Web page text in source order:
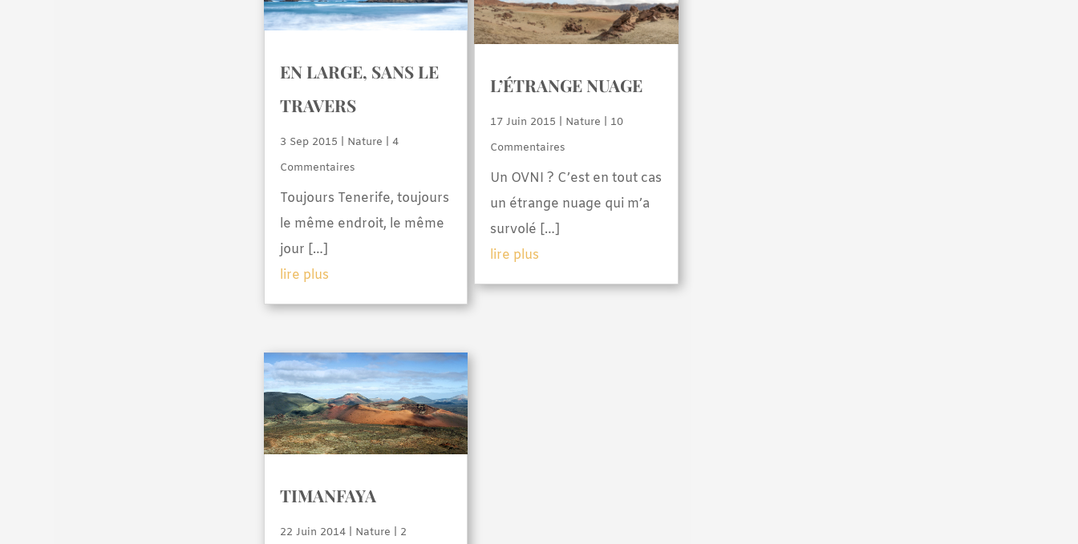
EN LARGE, SANS LE
TRAVERS
3 Sep 2015 Nature | 4
Commentaires
Toujours Tenerife, toujours
le même endroit, le même
jour […]
lire plus
TIMANFAYA
22 Juin 2014 | Nature | 2
L’ÉTRANGE NUAGE
17 Juin 2015 Nature | 10
Commentaires
Un OVNI ? C’est en tout cas
un étrange nuage qui m’a
survolé […]
lire plus